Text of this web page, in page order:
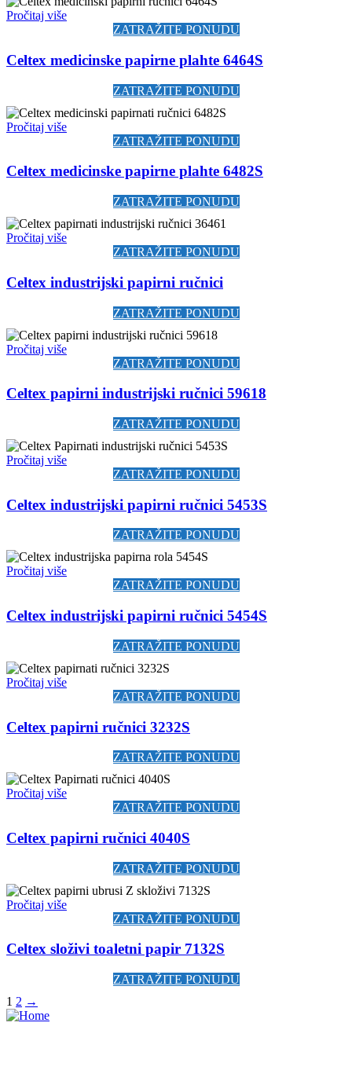
Pročitaj više
ZATRAŽITE PONUDU
Celtex medicinske papirne plahte 6464S
ZATRAŽITE PONUDU
Pročitaj više
ZATRAŽITE PONUDU
Celtex medicinske papirne plahte 6482S
ZATRAŽITE PONUDU
Pročitaj više
ZATRAŽITE PONUDU
Celtex industrijski papirni ručnici
ZATRAŽITE PONUDU
Pročitaj više
ZATRAŽITE PONUDU
Celtex papirni industrijski ručnici 59618
ZATRAŽITE PONUDU
Pročitaj više
ZATRAŽITE PONUDU
Celtex industrijski papirni ručnici 5453S
ZATRAŽITE PONUDU
Pročitaj više
ZATRAŽITE PONUDU
Celtex industrijski papirni ručnici 5454S
ZATRAŽITE PONUDU
Pročitaj više
ZATRAŽITE PONUDU
Celtex papirni ručnici 3232S
ZATRAŽITE PONUDU
Pročitaj više
ZATRAŽITE PONUDU
Celtex papirni ručnici 4040S
ZATRAŽITE PONUDU
Pročitaj više
ZATRAŽITE PONUDU
Celtex složivi toaletni papir 7132S
ZATRAŽITE PONUDU
1 2 →